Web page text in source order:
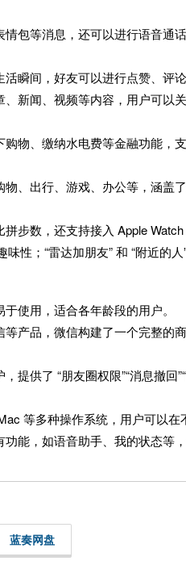
包等消息，还可以进行语音通
瞬间，好友可以进行点赞、评论
新闻、视频等内容，用户可以
物、缴纳水电费等金融功能，
、出行、游戏、办公等，涵盖
步数，还支持接入 Apple Watch
性；“雷达加朋友” 和 “附近的
使用，适合各年龄段的用户。
产品，微信构建了一个完整的
提供了 “朋友圈权限”“消息撤回
等多种操作系统，用户可以在
能，如语音助手、我的状态等
蓝奏网盘